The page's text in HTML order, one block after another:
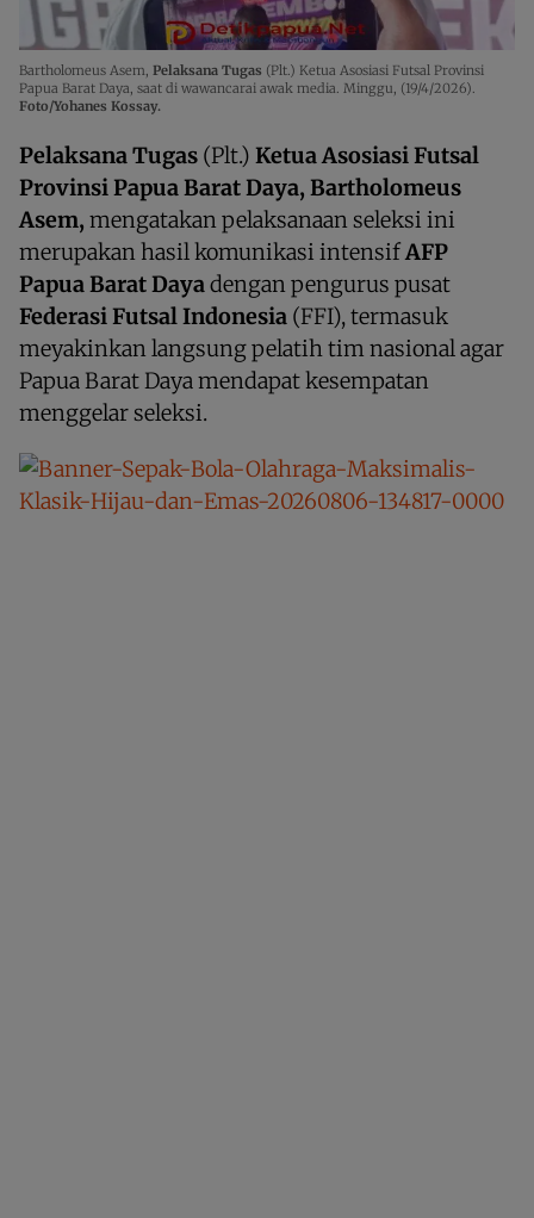
Bartholomeus Asem, Pelaksana Tugas (Plt.) Ketua Asosiasi Futsal Provinsi
Papua Barat Daya, saat di wawancarai awak media. Minggu, (19/4/2026).
Foto/Yohanes Kossay.
Pelaksana Tugas (Plt.) Ketua Asosiasi Futsal
Provinsi Papua Barat Daya, Bartholomeus
Asem, mengatakan pelaksanaan seleksi ini
merupakan hasil komunikasi intensifAFP
Papua Barat Dayadengan pengurus pusat
Federasi Futsal Indonesia (FFI), termasuk
meyakinkan langsung pelatih tim nasional agar
Papua Barat Daya mendapat kesempatan
menggelar seleksi.